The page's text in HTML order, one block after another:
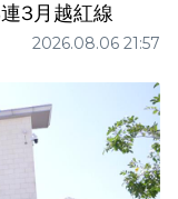
3月越紅線
2026.08.06 21:57